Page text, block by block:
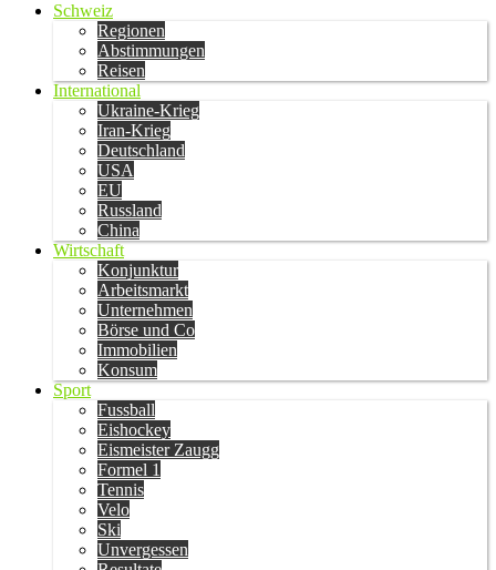
Schweiz
Regionen
Abstimmungen
Reisen
International
Ukraine-Krieg
Iran-Krieg
Deutschland
USA
EU
Russland
China
Wirtschaft
Konjunktur
Arbeitsmarkt
Unternehmen
Börse und Co
Immobilien
Konsum
Sport
Fussball
Eishockey
Eismeister Zaugg
Formel 1
Tennis
Velo
Ski
Unvergessen